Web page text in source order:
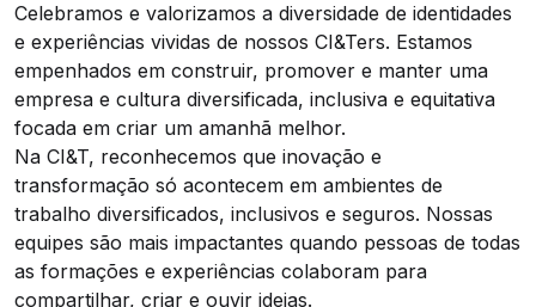
Celebramos e valorizamos a diversidade de identidades
e experiências vividas de nossos CI&Ters. Estamos
empenhados em construir, promover e manter uma
empresa e cultura diversificada, inclusiva e equitativa
focada em criar um amanhã melhor.
Na CI&T, reconhecemos que inovação e
transformação só acontecem em ambientes de
trabalho diversificados, inclusivos e seguros. Nossas
equipes são mais impactantes quando pessoas de todas
as formações e experiências colaboram para
compartilhar, criar e ouvir ideias.